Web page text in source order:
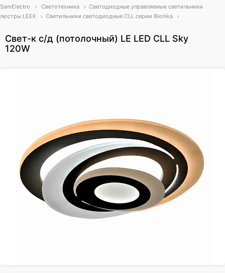
SamElectro Светотехника
Светодиодные управляемые светильники
люстры LEEK
Светильники светодиодные CLL серии Bionika
Свет-к с/д (потолочный) LE LED CLL Sky
120W